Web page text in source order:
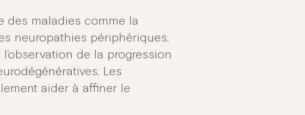
des maladies comme la
neuropathies périphériques.
de la progression
Les
aider à affiner le